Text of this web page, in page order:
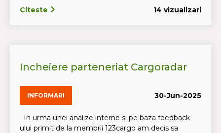
Citeste 14 vizualizari
Incheiere parteneriat Cargoradar
INFORMARI 30-Jun-2025
In urma unei analize interne si pe baza feedback-
ului primit de la membrii 123cargo am decis sa